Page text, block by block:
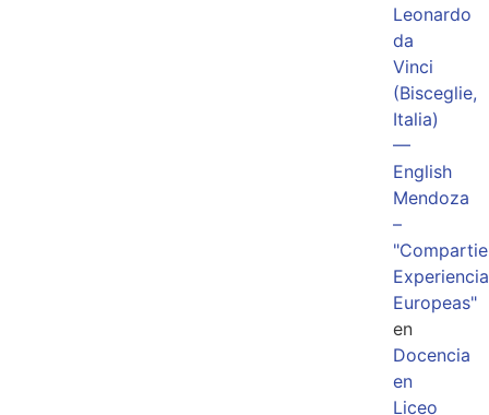
Leonardo
da
Vinci
(Bisceglie,
Italia)
—
English
Mendoza
–
Europeas"
en
Docencia
en
Liceo